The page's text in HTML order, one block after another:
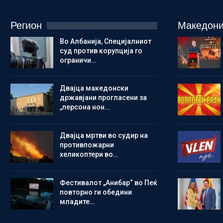
Регион
Во Албанија, Специјалниот
суд против корупција го
ограничи…
Двајца македонски
државјани прогласени за
„персона нон…
Двајца мртви во судир на
противпожарни
хеликоптери во…
Фестивалот „Анибар“ во Пеќ
повторно ги обедини
младите…